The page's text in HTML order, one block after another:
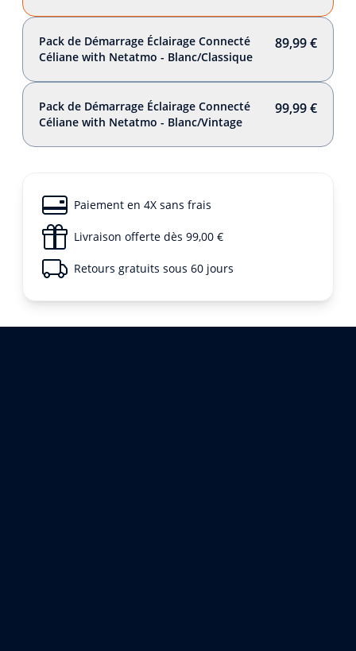
Pack de Démarrage Éclairage Connecté
Céliane with Netatmo - Blanc/Classique
89,99 €
Pack de Démarrage Éclairage Connecté
Céliane with Netatmo - Blanc/Vintage
99,99 €
Paiement en 4X sans frais
Livraison offerte dès 99,00 €
Retours gratuits sous 60 jours